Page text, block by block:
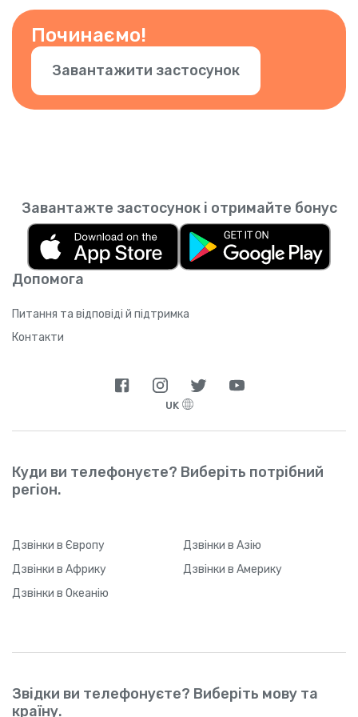
Починаємо!
Завантажити застосунок
Допомога
Питання та відповіді й підтримка
Контакти
Завантажте застосунок і отримайте бонус
UK
Куди ви телефонуєте? Виберіть потрібний
регіон.
Дзвінки в Європу Дзвінки в Азію
Дзвінки в Африку Дзвінки в Америку
Дзвінки в Океанію
Звідки ви телефонуєте? Виберіть мову та
країну.